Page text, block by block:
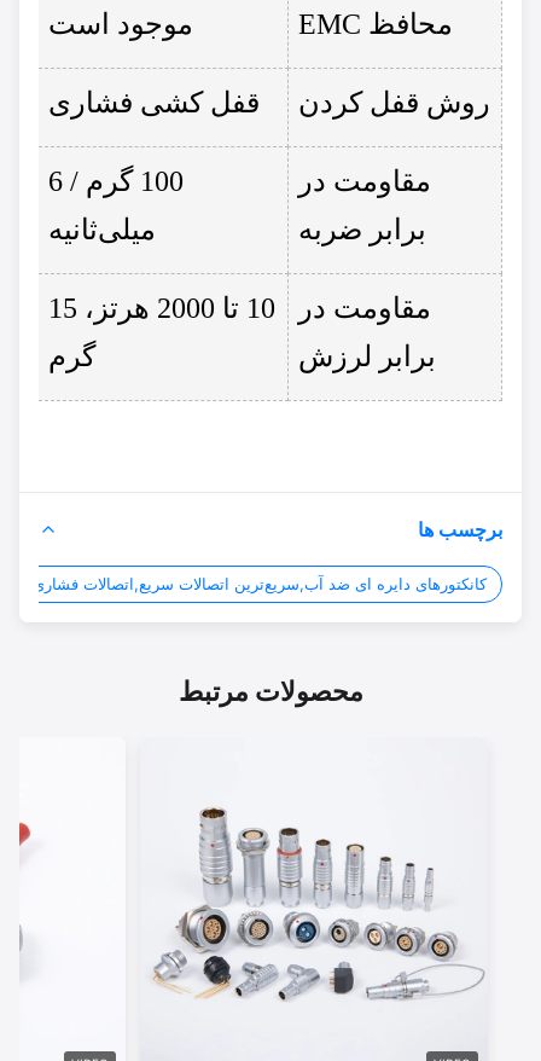
محافظ EMC موجود است
روش قفل کردن قفل کشی فشاری
مقاومت در
برابر ضربه
100 گرم / 6
میلی‌ثانیه
مقاومت در
برابر لرزش
10 تا 2000 هرتز، 15
گرم
برچسب ها
کانکتورهای دایره ای ضد آب,سریع‌ترین اتصالات سریع,اتصالات فشاری چرخشی
محصولات مرتبط